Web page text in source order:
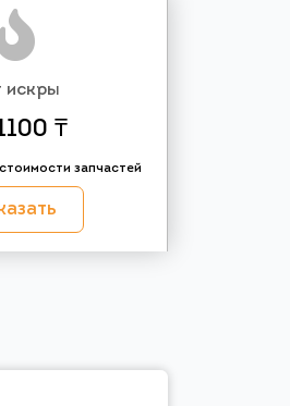
искры
₸
запчастей